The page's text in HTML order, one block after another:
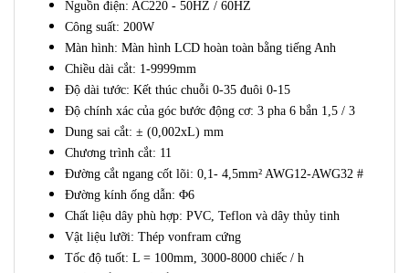
Nguồn điện: AC220 - 50HZ / 60HZ
Công suất: 200W
Màn hình: Màn hình LCD hoàn toàn bằng tiếng Anh
Chiều dài cắt: 1-9999mm
Độ dài tước: Kết thúc chuỗi 0-35 đuôi 0-15
Độ chính xác của góc bước động cơ: 3 pha 6 bắn 1,5 / 3
Dung sai cắt: ± (0,002xL) mm
Chương trình cắt: 11
Đường cắt ngang cốt lõi: 0,1- 4,5mm² AWG12-AWG32 #
Đường kính ống dẫn: Φ6
Chất liệu dây phù hợp: PVC, Teflon và dây thủy tinh
Vật liệu lưỡi: Thép vonfram cứng
Tốc độ tuốt: L = 100mm, 3000-8000 chiếc / h